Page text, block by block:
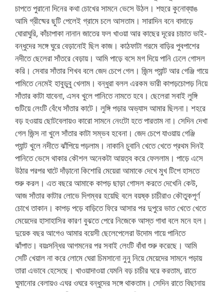
চাপতে পুরানো দিনের কথা চোখের সামনে ভেসে উঠল। শহুরে কুনোব্যাঙ
আমি গ্রীষ্মের ছুটি পেলেই গ্রামে চলে আসতাম। সারাদিন বনে বাদাড়ে
ঘোরাঘুরি, কাঁচাপাকা নানান জাতের ফল খাওয়া আর কাছের দূরের চাচাত ভাই-
বন্ধুদের সঙ্গে ঘুরে বেড়ানোই ছিল কাজ। কাঠফাটা গরমে বাড়ির পুবপাশের
নদীতে ছেলেরা সাঁতরে বেড়ায়। আমি পাড়ে বসে মগ দিয়ে পানি ঢেলে গোসল
করি। সেবার সাঁতার শিখব বলে জেদ চেপে গেল। জিন্স প্যান্ট আর গেঞ্জি গায়ে
পামিতে নেমেই হাবুডুবু খেলাম। বন্ধুরা বলল এরকম ভারী কাপড়চোপড় নিয়ে
সাঁতার কাটা যাবেনা, এসব খুলে পানিতে নামতে হবে। ছেলেরা সবাই লুঙ্গি
গুটিয়ে লেংটি বেঁধে সাঁতার কাটে। লুঙ্গি পড়ার অভ্যাস আমার ছিলনা। শহরে
বড় হওয়ায় ছোটবেলায়ও কারো সামনে নেংটো হতে পারতাম না। সেদিন দেখা
গেল জিন্স না খুলে সাঁতার কাটা সম্ভব হবেনা। জেদ চেপে যাওয়ায় গেঞ্জি
প্যান্ট খুলে নদীতে ঝাঁপিয়ে পড়লাম। নাকানি চুবানি খেতে খেতে প্রথম দিনই
পানিতে ভেসে থাকার কৌশল অনেকটা আয়ত্ব করে ফেললাম। পাড়ে এসে
উঠার পরপর ঘাটে দাঁড়ানো কিশোরি মেয়েরা আমাকে দেখে মুখ টিপে হাসতে
শুরু করল। এত বছরে আমাকে কাপড় ছাড়া গোসল করতে দেখেনি কেউ,
আজ সাঁতার কাটার লোভে দিগম্বর হয়েছি বলে বয়ষ্ক চাচীরাও কৌতুকপূর্ণ
চোখে তাকান। কাপড় পড়ে বাড়িতে ফিরে আসার পর দুপুরে ভাত খেতে খেতে
মেয়েদের হাসাহাসির কারণ বুঝতে পেরে নিজেকে আস্ত গাধা বলে মনে হল।
দুয়েক বছর আগেও আমার বয়েসী ছেলেপেলেরা উদোম গায়ে পানিতে
ঝাঁপাত। বয়ঃসন্ধির আগমনের পর সবাই লেংটি বাঁধা শুরু করেছে। আমি
সেটি খেয়াল না করে লোমে ঘেরা চিমসানো নুনু নিয়ে মেয়েদের সামনে পড়ায়
তারা এভাবে হেসেছে। খাওয়াদাওয়া যেমনি বড় চাচীর ঘরে করতাম, রাতে
ঘুমানোর বেলায়ও এঘর ওঘরে বন্ধুদের সঙ্গে থাকতাম। সেদিন রাতে বিছানায়